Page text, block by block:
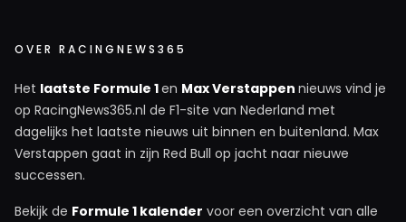
OVER RACINGNEWS365
Het laatste Formule 1en Max Verstappen nieuws vind je
op RacingNews365.nl de F1-site van Nederland met
dagelijks het laatste nieuws uit binnen en buitenland. Max
Verstappen gaat in zijn Red Bull op jacht naar nieuwe
successen.
Bekijk de Formule 1 kalender voor een overzicht van alle